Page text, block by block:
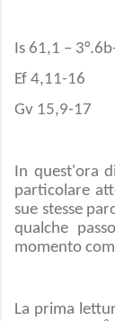
Is 61,1 –
Ef 4,11-16
Gv 15,9-17
In quest'ora
particolare
sue stesse
qualche
momento
La prima